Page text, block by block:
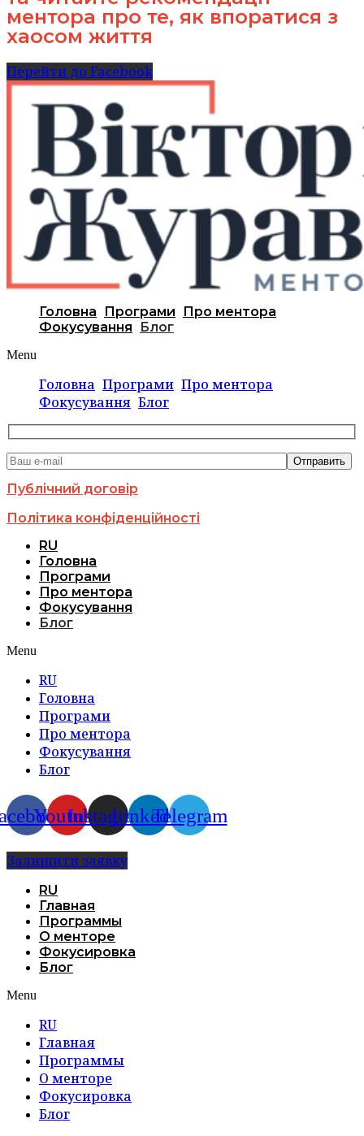
ментора про те, як впоратися з
хаосом життя
Перейти до Facebook
Головна Програми
Про ментора
Фокусування
Блог
Menu
Головна Програми Про ментора
Фокусування Блог
Публічний договір
Політика конфіденційності
RU
Головна
Програми
Про ментора
Фокусування
Блог
Menu
RU
Головна
Програми
Про ментора
Фокусування
Блог
YoutubeInstagramLinkedinTelegram
Залишити заявку
RU
Главная
Программы
О менторе
Фокусировка
Блог
Menu
RU
Главная
Программы
О менторе
Фокусировка
Блог